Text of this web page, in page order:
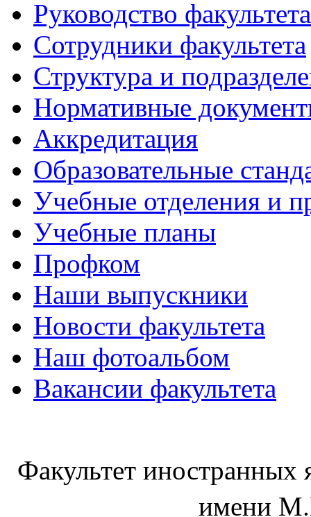
Руководство факультета
Сотрудники факультета
Структура и
Нормативные
Аккредитация
Образовательные
Учебные отделения и
Учебные планы
Профком
Наши выпускники
Новости факультета
Наш фотоальбом
Вакансии факультета
Факультет
имени